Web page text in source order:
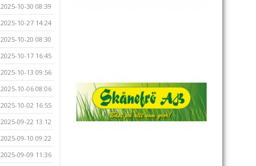
2025-10-30 08:39
2025-10-27 14:24
2025-10-20 08:30
2025-10-17 16:45
2025-10-13 09:56
2025-10-06 08:06
2025-10-02 16:55
2025-09-22 13:12
2025-09-10 09:22
2025-09-09 11:36